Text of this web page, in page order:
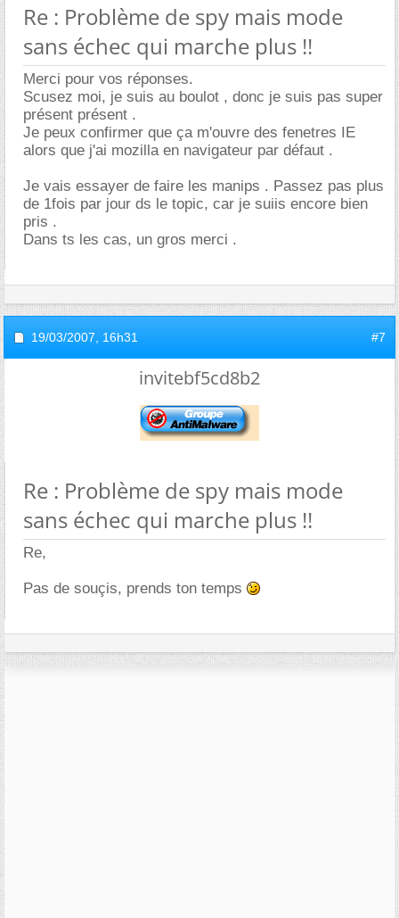
Re : Problème de spy mais mode
sans échec qui marche plus !!
Merci pour vos réponses.
Scusez moi, je suis au boulot , donc je suis pas super
présent présent .
Je peux confirmer que ça m'ouvre des fenetres IE
alors que j'ai mozilla en navigateur par défaut .
Je vais essayer de faire les manips . Passez pas plus
de 1fois par jour ds le topic, car je suiis encore bien
pris .
Dans ts les cas, un gros merci .
19/03/2007, 16h31 #7
invitebf5cd8b2
Re : Problème de spy mais mode
sans échec qui marche plus !!
Re,
Pas de souçis, prends ton temps